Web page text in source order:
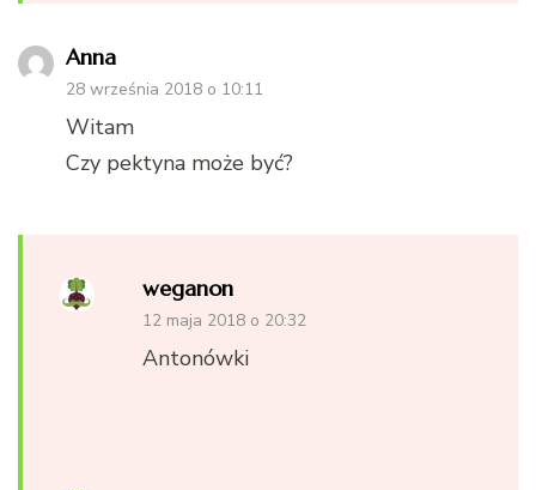
Anna
28 września 2018 o 10:11
Witam
Czy pektyna może być?
weganon
12 maja 2018 o 20:32
Antonówki